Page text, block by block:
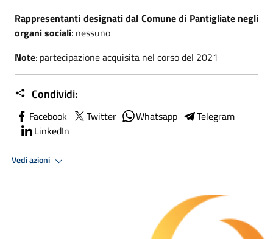
Rappresentanti designati dal Comune di Pantigliate negli
organi sociali: nessuno
Note: partecipazione acquisita nel corso del 2021
Condividi:
Facebook Twitter Whatsapp
Telegram
LinkedIn
Vedi azioni